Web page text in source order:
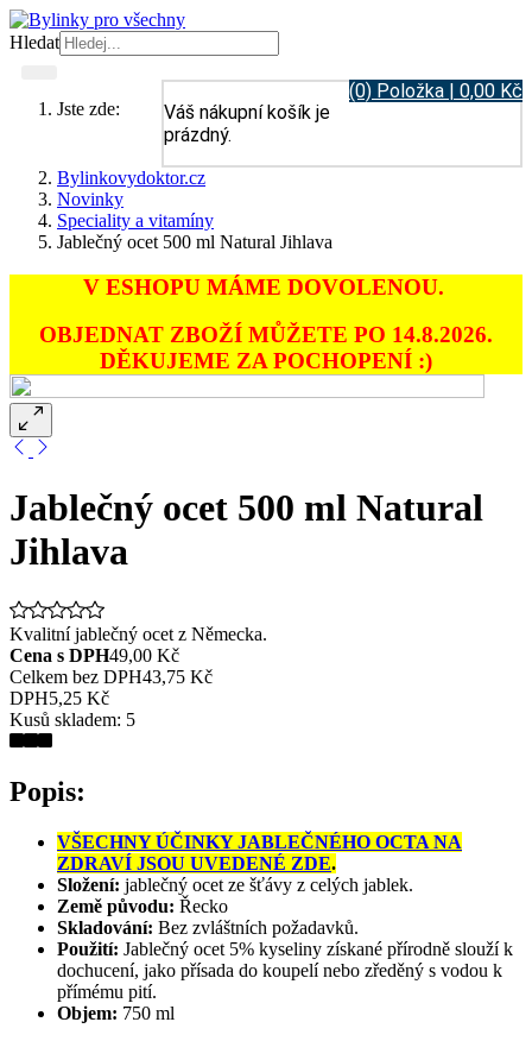
Hledat
(0) Položka | 0,00 Kč
Váš nákupní košík je
prázdný.
Jste zde:
Bylinkovydoktor.cz
Novinky
Speciality a vitamíny
Jablečný ocet 500 ml Natural Jihlava
V ESHOPU MÁME DOVOLENOU.
OBJEDNAT ZBOŽÍ MŮŽETE PO 14.8.2026.
DĚKUJEME ZA POCHOPENÍ :)
Jablečný ocet 500 ml Natural
Jihlava
Kvalitní jablečný ocet z Německa.
Cena s DPH49,00 Kč
Celkem bez DPH43,75 Kč
DPH5,25 Kč
Kusů skladem: 5
Popis:
VŠECHNY ÚČINKY JABLEČNÉHO OCTA NA
ZDRAVÍ JSOU UVEDENÉ ZDE.
Složení: jablečný ocet ze šťávy z celých jablek.
Země původu: Řecko
Skladování: Bez zvláštních požadavků.
Použití: Jablečný ocet 5% kyseliny získané přírodně slouží k
dochucení, jako přísada do koupelí nebo zředěný s vodou k
přímému pití.
Objem: 750 ml